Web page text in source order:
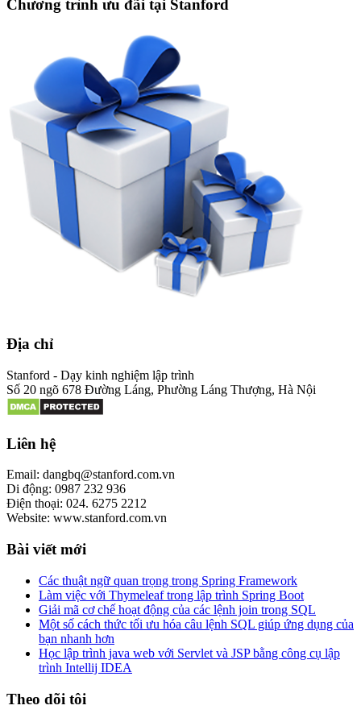
Chương trình ưu đãi tại Stanford
Địa chỉ
Stanford - Dạy kinh nghiệm lập trình
Số 20 ngõ 678 Đường Láng, Phường Láng Thượng, Hà Nội
Liên hệ
Email: dangbq@stanford.com.vn
Di động: 0987 232 936
Điện thoại: 024. 6275 2212
Website: www.stanford.com.vn
Bài viết mới
Các thuật ngữ quan trọng trong Spring Framework
Làm việc với Thymeleaf trong lập trình Spring Boot
Giải mã cơ chế hoạt động của các lệnh join trong SQL
Một số cách thức tối ưu hóa câu lệnh SQL giúp ứng dụng của
bạn nhanh hơn
Học lập trình java web với Servlet và JSP bằng công cụ lập
trình Intellij IDEA
Theo dõi tôi